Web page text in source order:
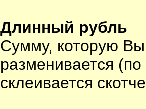
Длинный рубль
Сумму, которую Вы
разменивается
склеивается